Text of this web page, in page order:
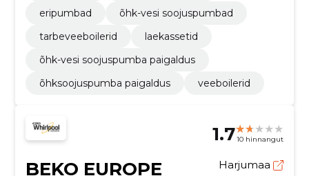
eripumbad
õhk-vesi soojuspumbad
tarbeveeboilerid
laekassetid
õhk-vesi soojuspumba paigaldus
õhksoojuspumba paigaldus
veeboilerid
1.710 hinnangut
BEKO EUROPE
Harjumaa